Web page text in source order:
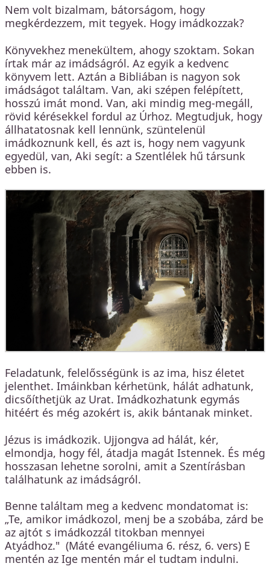
Nem volt bizalmam, bátorságom, hogy
megkérdezzem, mit tegyek. Hogy imádkozzak?
Könyvekhez menekültem, ahogy szoktam. Sokan
írtak már az imádságról. Az egyik a kedvenc
könyvem lett. Aztán a Bibliában is nagyon sok
imádságot találtam. Van, aki szépen felépített,
hosszú imát mond. Van, aki mindig meg-megáll,
rövid kérésekkel fordul az Úrhoz. Megtudjuk, hogy
állhatatosnak kell lennünk, szüntelenül
imádkoznunk kell, és azt is, hogy nem vagyunk
egyedül, van, Aki segít: a Szentlélek hű társunk
ebben is.
Feladatunk, felelősségünk is az ima, hisz életet
jelenthet. Imáinkban kérhetünk, hálát adhatunk,
dicsőíthetjük az Urat. Imádkozhatunk egymás
hitéért és még azokért is, akik bántanak minket.
Jézus is imádkozik. Ujjongva ad hálát, kér,
elmondja, hogy fél, átadja magát Istennek. És még
hosszasan lehetne sorolni, amit a Szentírásban
találhatunk az imádságról.
Benne találtam meg a kedvenc mondatomat is:
„Te, amikor imádkozol, menj be a szobába, zárd be
az ajtót s imádkozzál titokban mennyei
Atyádhoz." (Máté evangéliuma 6. rész, 6. vers) E
mentén az Ige mentén már el tudtam indulni.